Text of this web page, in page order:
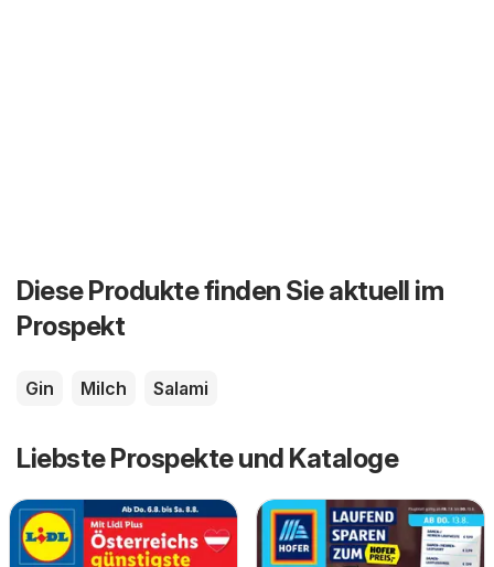
Diese Produkte finden Sie aktuell im
Prospekt
Gin Milch Salami
Liebste Prospekte und Kataloge